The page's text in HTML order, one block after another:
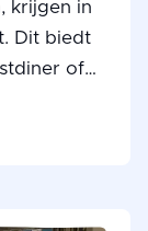
krijgen in
Dit biedt
of
in